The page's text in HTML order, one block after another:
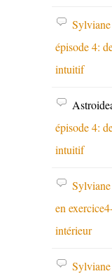
Sylviane
épisode 4:
intuitif
épisode 4:
intuitif
Sylviane
en
intérieur
Sylviane